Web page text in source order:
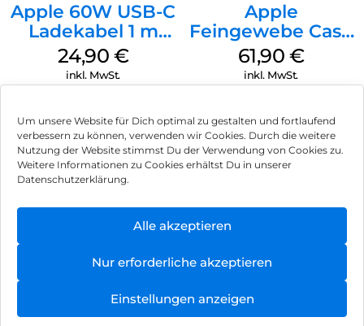
Um unsere Website für Dich optimal zu gestalten und fortlaufend
verbessern zu können, verwenden wir Cookies. Durch die weitere
Nutzung der Website stimmst Du der Verwendung von Cookies zu.
Weitere Informationen zu Cookies erhältst Du in unserer
Datenschutzerklärung.
Alle akzeptieren
Nur erforderliche akzeptieren
Einstellungen anzeigen
Apple 60W USB-C
Ladekabel 1 m
Weiß
24,90 €
inkl. MwSt.
Apple
Feingewebe Case
iPhone 15 Pro
MagSafe Schwarz
61,90 €
inkl. MwSt.
Impressum
Hinweis zur Batterieentsorgung
Newsletter